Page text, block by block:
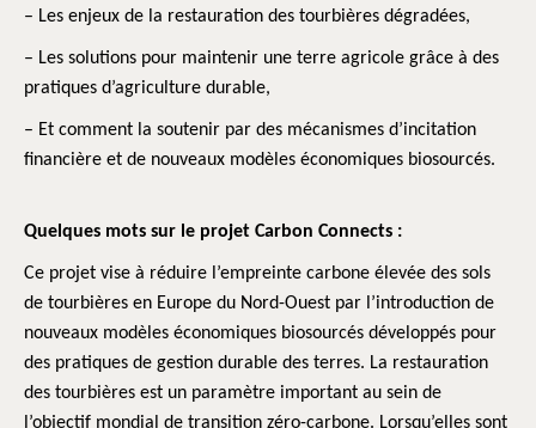
– Les enjeux de la restauration des tourbières dégradées,
– Les solutions pour maintenir une terre agricole grâce à des
pratiques d’agriculture durable,
– Et comment la soutenir par des mécanismes d’incitation
financière et de nouveaux modèles économiques biosourcés.
Quelques mots sur le projet Carbon Connects :
Ce projet vise à réduire l’empreinte carbone élevée des sols
de tourbières en Europe du Nord-Ouest par l’introduction de
nouveaux modèles économiques biosourcés développés pour
des pratiques de gestion durable des terres. La restauration
des tourbières est un paramètre important au sein de
l’objectif mondial de transition zéro-carbone. Lorsqu’elles sont